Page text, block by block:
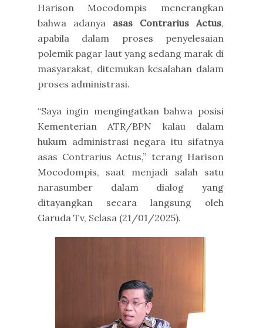
Harison Mocodompis menerangkan
bahwa adanya asas Contrarius Actus,
apabila dalam proses penyelesaian
polemik pagar laut yang sedang marak di
masyarakat, ditemukan kesalahan dalam
proses administrasi.
“Saya ingin mengingatkan bahwa posisi
Kementerian ATR/BPN kalau dalam
hukum administrasi negara itu sifatnya
asas Contrarius Actus,” terang Harison
Mocodompis, saat menjadi salah satu
narasumber dalam dialog yang
ditayangkan secara langsung oleh
Garuda Tv, Selasa (21/01/2025).